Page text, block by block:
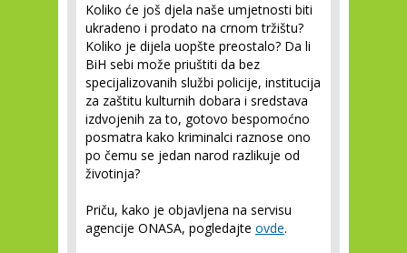
Koliko će još djela naše umjetnosti biti
ukradeno i prodato na crnom tržištu?
Koliko je dijela uopšte preostalo? Da li
BiH sebi može priuštiti da bez
specijalizovanih službi policije, institucija
za zaštitu kulturnih dobara i sredstava
izdvojenih za to, gotovo bespomoćno
posmatra kako kriminalci raznose ono
po čemu se jedan narod razlikuje od
životinja?
Priču, kako je objavljena na servisu
agencije ONASA, pogledajte ovde.